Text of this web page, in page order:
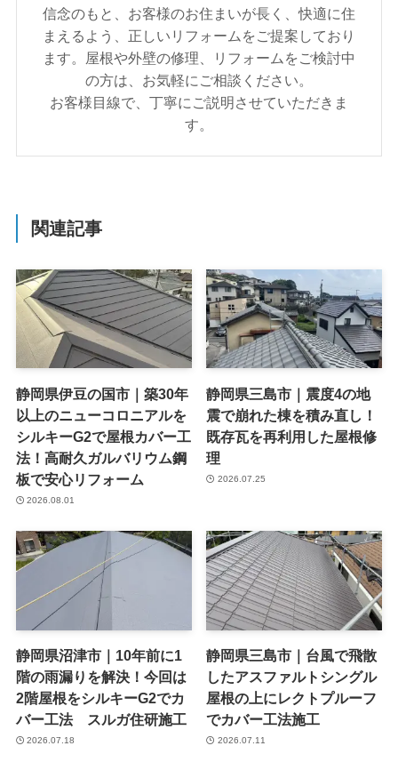
信念のもと、お客様のお住まいが⾧く、快適に住
まえるよう、正しいリフォームをご提案しており
ます。屋根や外壁の修理、リフォームをご検討中
の方は、お気軽にご相談ください。
お客様目線で、丁寧にご説明させていただきま
す。
関連記事
静岡県伊豆の国市｜築30年
以上のニューコロニアルを
シルキーG2で屋根カバー工
法！高耐久ガルバリウム鋼
板で安心リフォーム
2026.08.01
静岡県三島市｜震度4の地
震で崩れた棟を積み直し！
既存瓦を再利用した屋根修
理
2026.07.25
静岡県沼津市｜10年前に1
階の雨漏りを解決！今回は
2階屋根をシルキーG2でカ
バー工法 スルガ住研施工
2026.07.18
静岡県三島市｜台風で飛散
したアスファルトシングル
屋根の上にレクトプルーフ
でカバー工法施工
2026.07.11